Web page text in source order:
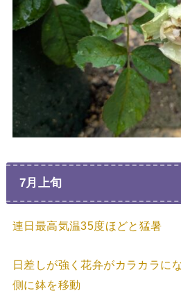
7月上旬
連日最高気温35度ほどと猛暑
日差しが強く花弁がカラカラに
側に鉢を移動